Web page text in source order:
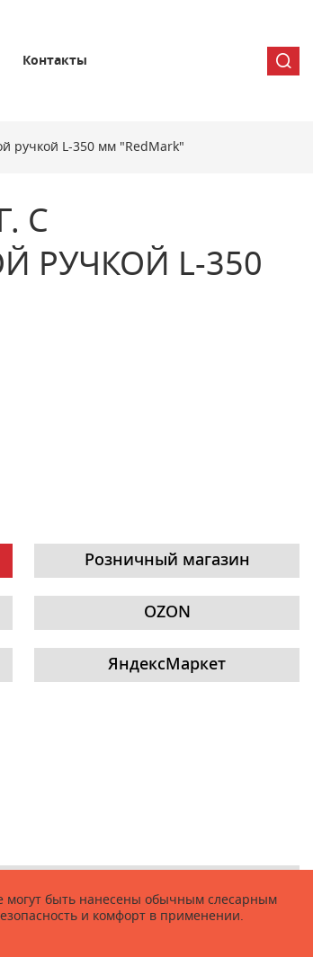
Контакты
ручкой L-350 мм "RedMark"
С
РУЧКОЙ L-350
Розничный магазин
OZON
ЯндексМаркет
могут быть нанесены обычным слесарным
и комфорт в применении.